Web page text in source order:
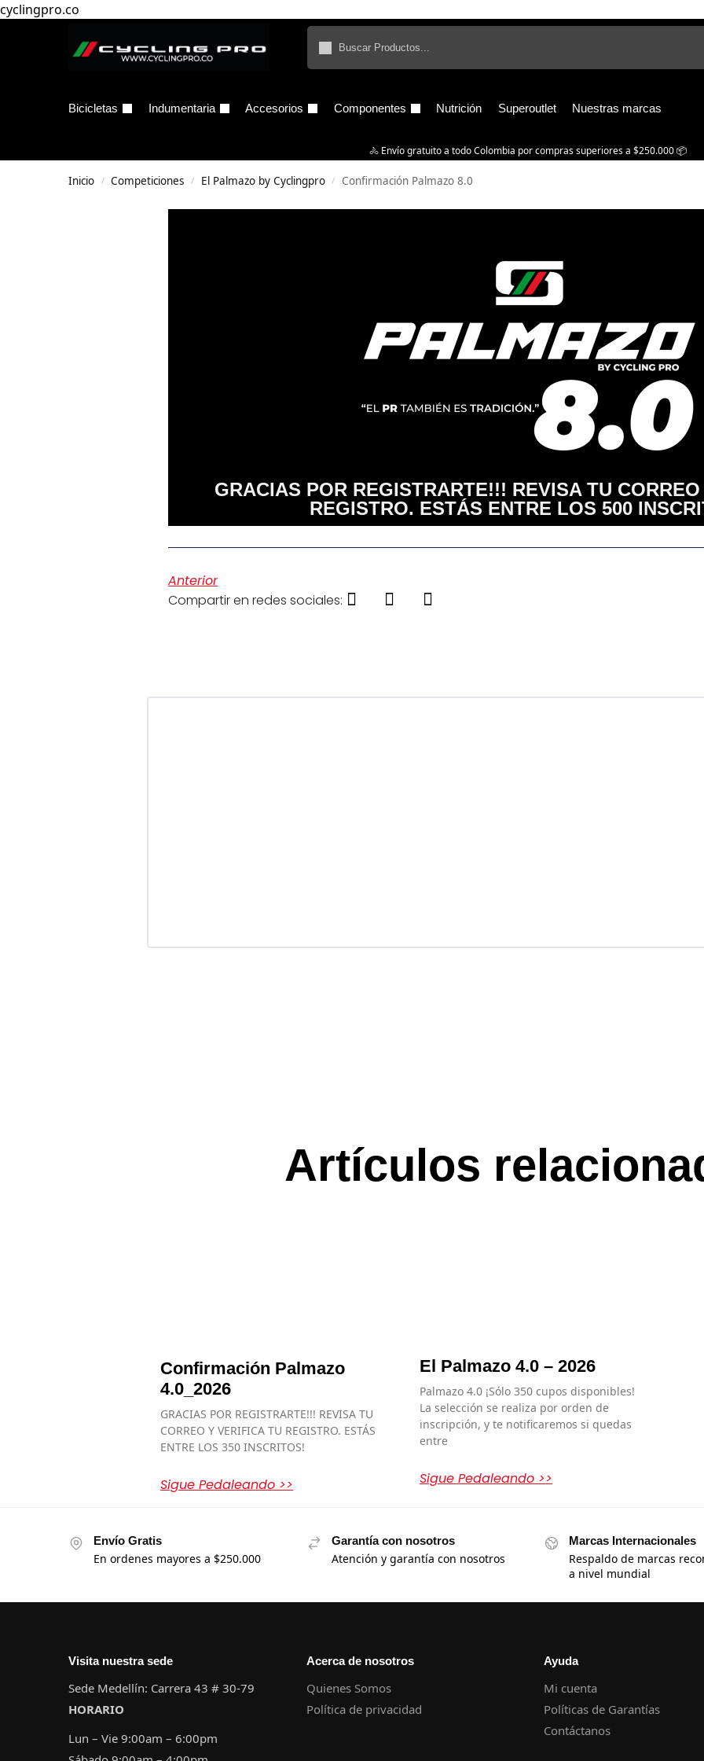
cyclingpro.co
Bicicletas Indumentaria Accesorios Componentes Nutrición Superoutlet Nuestras marcas
🚴‍ Envío gratuito a todo Colombia por compras superiores a $250.000 📦
Inicio / Competiciones / El Palmazo by Cyclingpro / Confirmación Palmazo 8.0
GRACIAS POR REGISTRARTE!!! REVISA TU
REGISTRO. ESTÁS ENTRE LOS 500
Anterior
Compartir en redes sociales:
Artículos
Confirmación Palmazo
4.0_2026
GRACIAS POR REGISTRARTE!!! REVISA TU
CORREO Y VERIFICA TU REGISTRO. ESTÁS
ENTRE LOS 350 INSCRITOS!
Sigue Pedaleando >>
El Palmazo 4.0 – 2026
Palmazo 4.0 ¡Sólo 350 cupos disponibles!
La selección se realiza por orden de
inscripción, y te notificaremos si quedas
entre
Sigue Pedaleando >>
Envío Gratis
En ordenes mayores a $250.000
Garantía con nosotros
Atención y garantía con nosotros
Marcas Internacionales
Respaldo de marcas
a nivel mundial
Visita nuestra sede
Sede Medellín: Carrera 43 # 30-79
HORARIO
Lun – Vie 9:00am – 6:00pm
Acerca de nosotros
Quienes Somos
Política de privacidad
Ayuda
Mi cuenta
Políticas de Garantías
Contáctanos